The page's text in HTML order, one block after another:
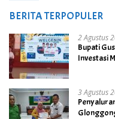
BERITA TERPOPULER
2 Agustus
Bupati
Investasi
3 Agustus